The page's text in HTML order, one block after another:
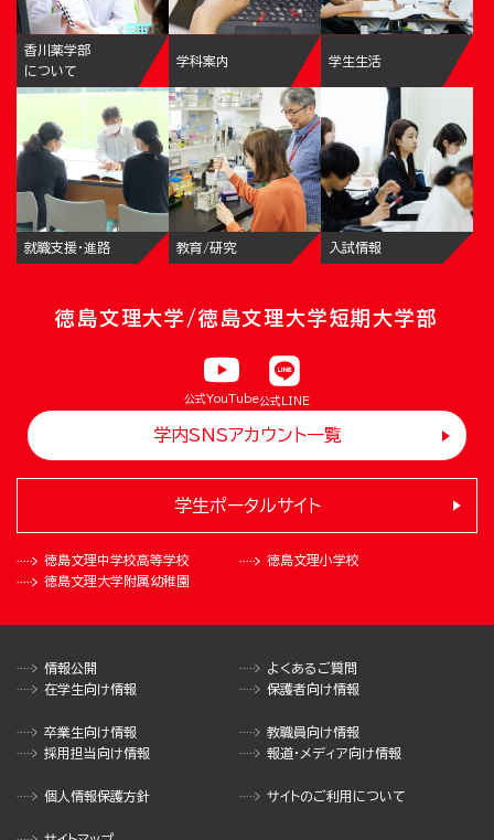
香川薬学部
について
学科案内 学生生活
就職支援・進路 教育/研究 入試情報
徳島文理大学/徳島文理大学短期大学部
公式YouTube公式LINE
学内SNSアカウント一覧
徳島文理中学校高等学校
徳島文理小学校
徳島文理大学附属幼稚園
学生ポータルサイト
情報公開
よくあるご質問
在学生向け情報
保護者向け情報
卒業生向け情報
教職員向け情報
採用担当向け情報
報道・メディア向け情報
個人情報保護方針 サイトのご利用について